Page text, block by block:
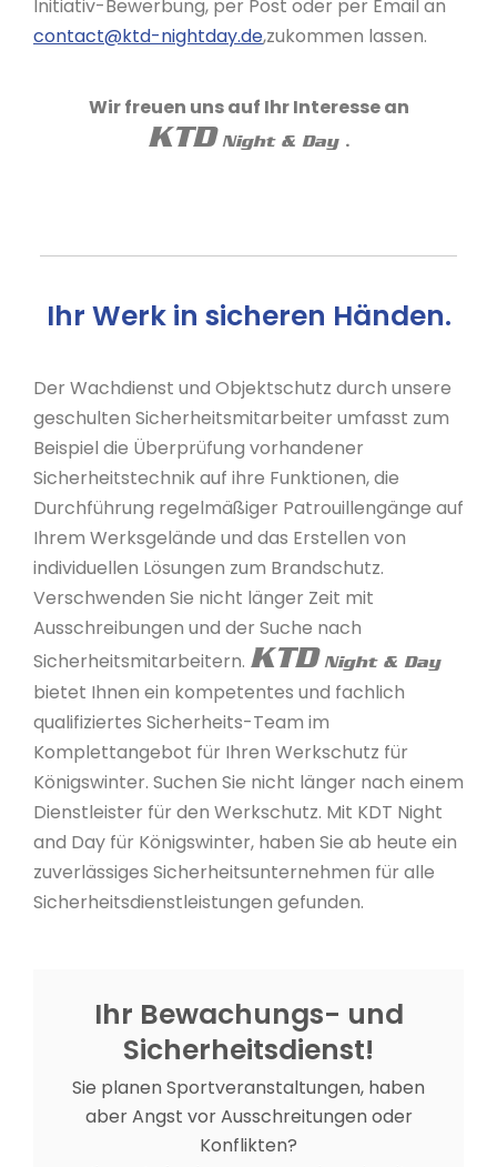
Initiativ-Bewerbung, per Post oder per Email an
contact@ktd-nightday.de,zukommen lassen.
Wir freuen uns auf Ihr Interesse an
KTD Night & Day .
Ihr Werk in sicheren Händen.
Der Wachdienst und Objektschutz durch unsere
geschulten Sicherheitsmitarbeiter umfasst zum
Beispiel die Überprüfung vorhandener
Sicherheitstechnik auf ihre Funktionen, die
Durchführung regelmäßiger Patrouillengänge auf
Ihrem Werksgelände und das Erstellen von
individuellen Lösungen zum Brandschutz.
Verschwenden Sie nicht länger Zeit mit
Ausschreibungen und der Suche nach
Sicherheitsmitarbeitern. KTD Night & Day
bietet Ihnen ein kompetentes und fachlich
qualifiziertes Sicherheits-Team im
Komplettangebot für Ihren Werkschutz für
Königswinter. Suchen Sie nicht länger nach einem
Dienstleister für den Werkschutz. Mit KDT Night
and Day für Königswinter, haben Sie ab heute ein
zuverlässiges Sicherheitsunternehmen für alle
Sicherheitsdienstleistungen gefunden.
Ihr Bewachungs- und
Sicherheitsdienst!
Sie planen Sportveranstaltungen, haben
aber Angst vor Ausschreitungen oder
Konflikten?